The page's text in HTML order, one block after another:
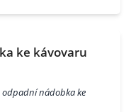
ke kávovaru
odpadní nádobka ke